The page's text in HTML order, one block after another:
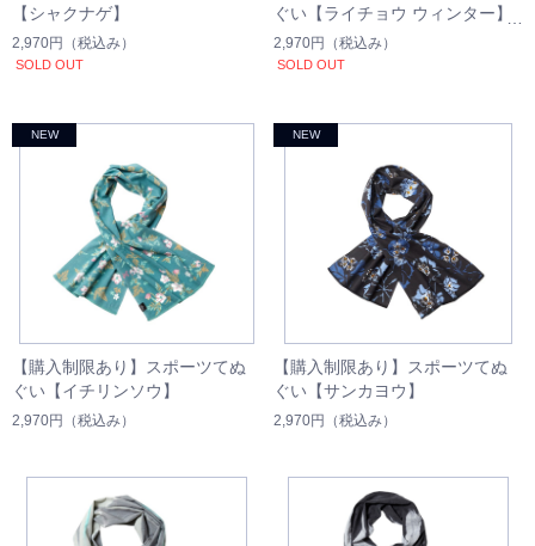
【シャクナゲ】
2,970円 （税込み）
SOLD OUT
ぐい【ライチョウ ウィンター】
2,970円 （税込み）
SOLD OUT
【購入制限あり】スポーツてぬ
ぐい【イチリンソウ】
2,970円 （税込み）
【購入制限あり】スポーツてぬ
ぐい【サンカヨウ】
2,970円 （税込み）